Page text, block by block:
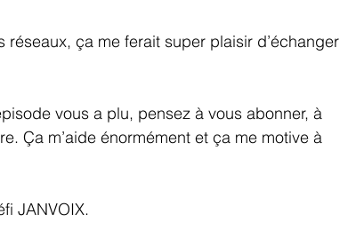
ça me ferait super plaisir d’échanger
vous a plu, pensez à vous abonner, à
Ça m’aide énormément et ça me motive à
JANVOIX.